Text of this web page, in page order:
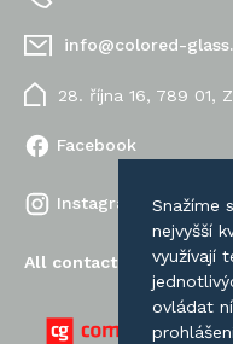
info@colored-
28. října 16, 789 01,
Facebook
Instagram
All contacts
Snažíme
nejvyšší
využívají
ovládat